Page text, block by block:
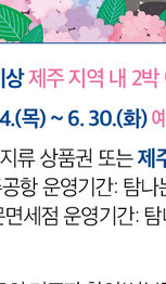
로 승리…정청래
북 김민석, 대구 정청래
투표 김민석 47.37%·정
투표 정청래 47.82%·김
투표 김민석 승리
의혹 심판 조사"
우승…데뷔 10년 차에
친 구렁이 '소동'
카에 1-0 승리(종합)